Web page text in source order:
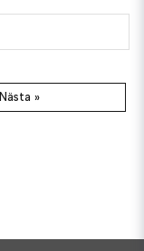
Nästa »